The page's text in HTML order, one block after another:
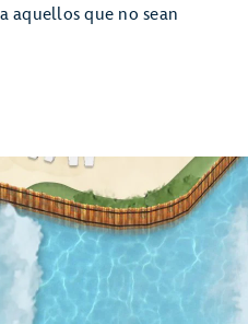
aquellos que no sean